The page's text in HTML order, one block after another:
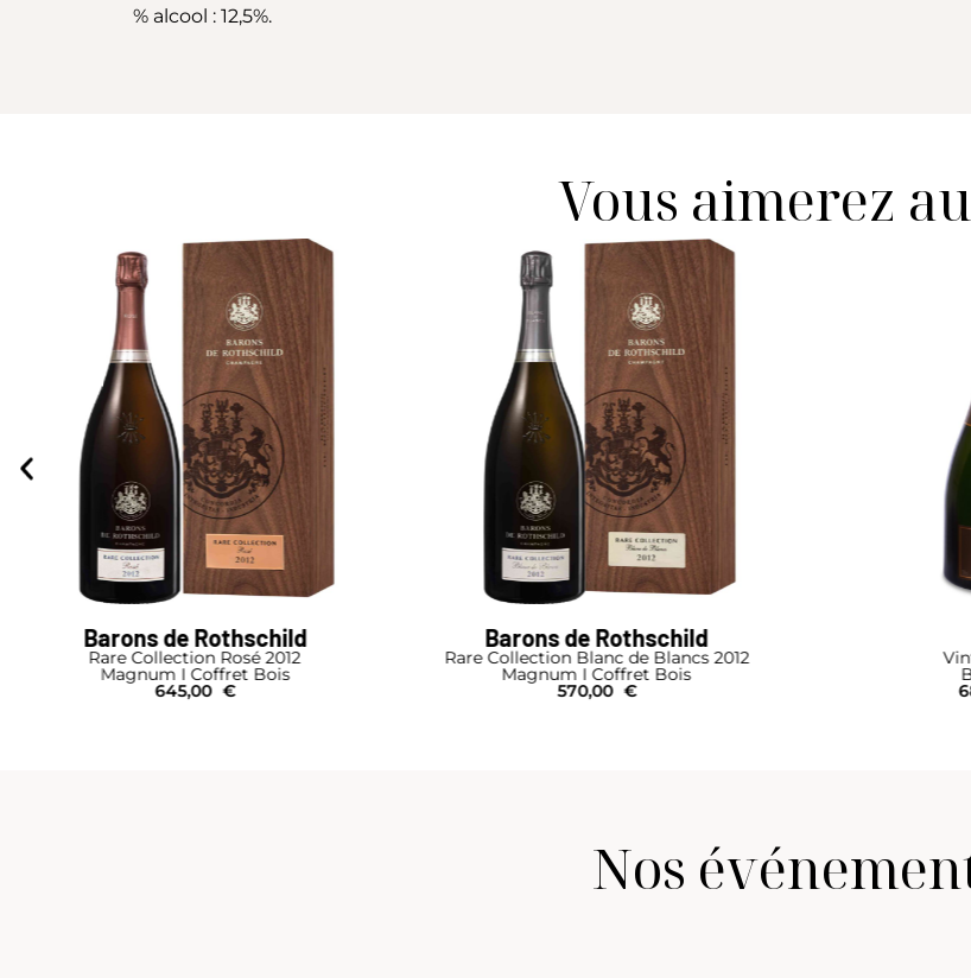
% alcool : 12,5%.
Vous aimerez
Barons de Rothschild
Rare Collection Rosé 2012
Magnum I Coffret Bois
645,00 €
Barons de Rothschild
Rare Collection Blanc de Blancs 2012
Magnum I Coffret Bois
570,00 €
Nos